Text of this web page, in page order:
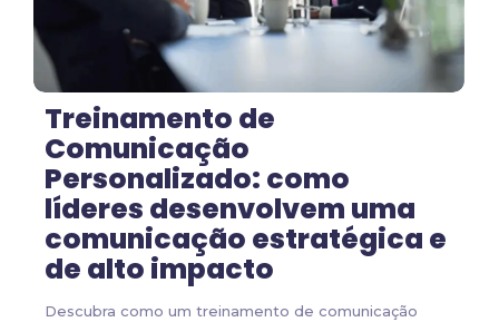
Treinamento de
Comunicação
Personalizado: como
líderes desenvolvem uma
comunicação estratégica e
de alto impacto
Descubra como um treinamento de comunicação